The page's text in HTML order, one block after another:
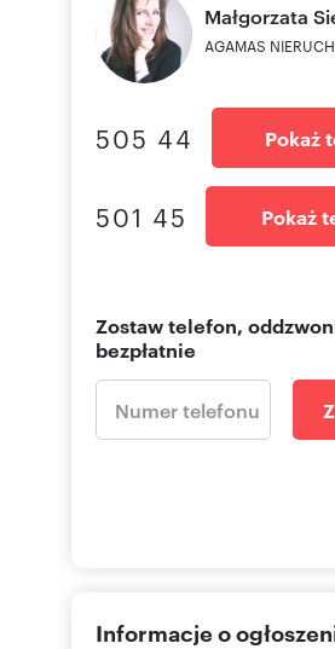
Małgorzata
AGAMAS
505 44 Pokaż
501 45 Pokaż
Zostaw telefon,
bezpłatnie
Informacje o